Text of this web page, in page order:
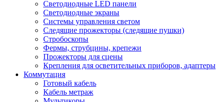
Светодиодные LED панели
Светодиодные экраны
Системы управления светом
Следящие прожекторы (следящие пушки)
Стробоскопы
Фермы, струбцины, крепежи
Прожекторы для сцены
Крепления для осветительных приборов, адаптеры
Коммутация
Готовый кабель
Кабель метраж